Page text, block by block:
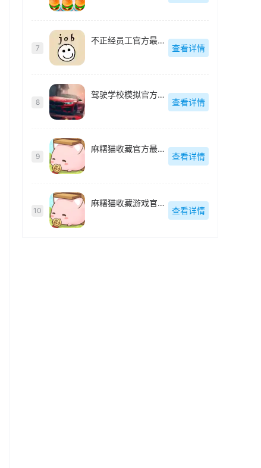
7
不正经员工官方最新版
查看详情
8
驾驶学校模拟官方最新版
查看详情
9
麻糬猫收藏官方最新版
查看详情
10
麻糬猫收藏游戏官方最新版
查看详情